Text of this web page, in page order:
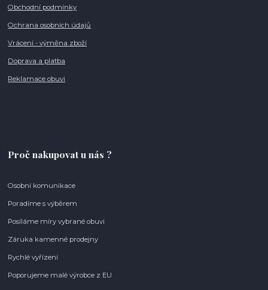
Obchodní podmínky
Ochrana osobních údajů
Vrácení - výměna zboží
Doprava a platba
Reklamace obuvi
Proč nakupovat u nás ?
Osobní komunikace
Poradíme s výběrem
Posíláme míry vybrané obuvi
Záruka kamenné prodejny
Rychlé vyřízení
Poporujeme malé výrobce z EU